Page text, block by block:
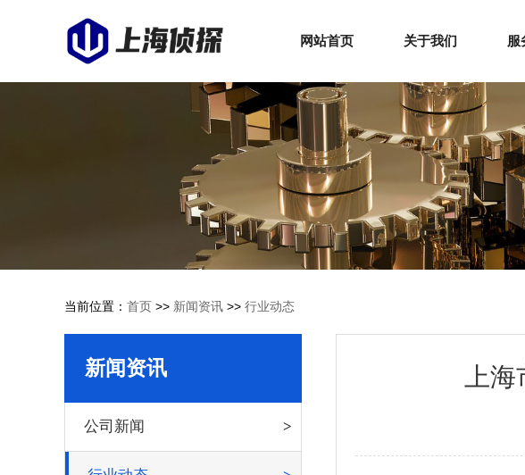
网站首页 关于我们 服
当前位置： 首页 >> 新闻资讯 >> 行业动态
新闻资讯
公司新闻
上